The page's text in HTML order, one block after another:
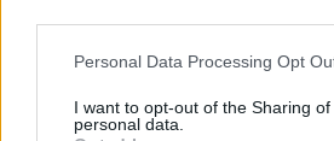
Personal Data Processing Opt
I want to opt-out of the Sharing of
personal data.
Η Toyota φέρνει νέα γενιά
μπαταριών για τα υβριδικά της
Σε